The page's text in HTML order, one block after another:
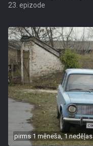
23. epizode
pirms 1 mēneša, 1 nedēļas